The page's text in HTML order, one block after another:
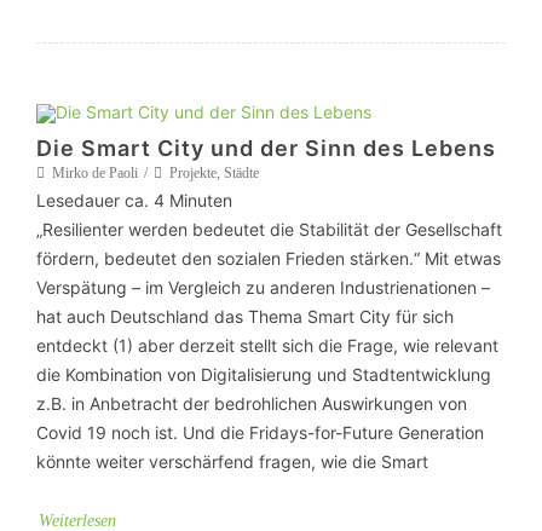
Die Smart City und der Sinn des Lebens
Mirko de Paoli Projekte, Städte
Lesedauer ca. 4 Minuten
„Resilienter werden bedeutet die Stabilität der Gesellschaft
fördern, bedeutet den sozialen Frieden stärken.“ Mit etwas
Verspätung – im Vergleich zu anderen Industrienationen –
hat auch Deutschland das Thema Smart City für sich
entdeckt (1) aber derzeit stellt sich die Frage, wie relevant
die Kombination von Digitalisierung und Stadtentwicklung
z.B. in Anbetracht der bedrohlichen Auswirkungen von
Covid 19 noch ist. Und die Fridays-for-Future Generation
könnte weiter verschärfend fragen, wie die Smart
Weiterlesen